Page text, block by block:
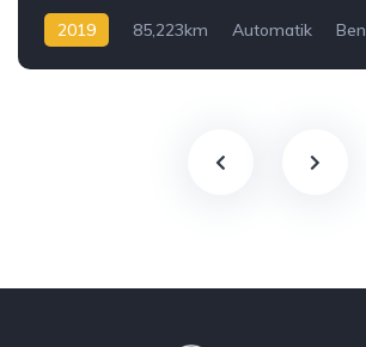
2019 85,223km Automatik